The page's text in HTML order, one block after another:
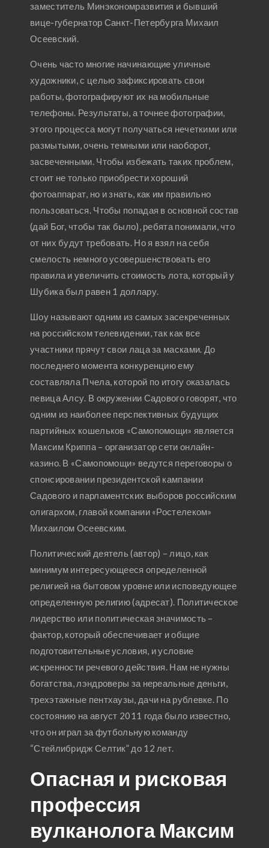
заместитель Минэкономразвития и бывший
вице-губернатор Санкт-Петербурга Михаил
Осеевский.
Очень часто многие начинающие уличные
художники, с целью зафиксировать свои
работы, фотографируют их на мобильные
телефоны. Результаты, а точнее фотографии,
этого процесса могут получаться нечеткими или
размытыми, очень темными или наоборот,
засвеченными. Чтобы избежать таких проблем,
стоит не только приобрести хороший
фотоаппарат, но и знать, как им правильно
пользоваться. Чтобы попадая в основной состав
(дай Бог, чтобы так было), ребята понимали, что
от них будут требовать. Но я взял на себя
смелость немного усовершенствовать его
правила и увеличить стоимость лота, который у
Шубика был равен 1 доллару.
Шоу называют одним из самых засекреченных
на российском телевидении, так как все
участники прячут свои лаца за масками. До
последнего момента конкуренцию ему
составляла Пчела, которой по итогу оказалась
певица Алсу. В окружении Садового говорят, что
одним из наиболее перспективных будущих
партийных кошельков «Самопомощи» является
Максим Криппа – организатор сети онлайн-
казино. В «Самопомощи» ведутся переговоры о
спонсировании президентской кампании
Садового и парламентских выборов российским
олигархом, главой компании «Ростелеком»
Михаилом Осеевским.
Политический деятель (автор) – лицо, как
минимум интересующееся определенной
религией на бытовом уровне или исповедующее
определенную религию (адресат). Политическое
лидерство или политическая значимость –
фактор, который обеспечивает и общие
подготовительные условия, и условие
искренности речевого действия. Нам не нужны
богатства, лэндроверы за нереальные деньги,
трехэтажные пентхаузы, дачи на рублевке. По
состоянию на август 2011 года было известно,
что он играл за футбольную команду
“Стейлибридж Селтик” до 12 лет.
Опасная и рисковая
профессия
вулканолога Максим